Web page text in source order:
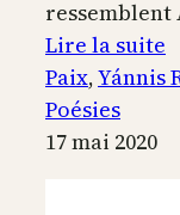
ressemblent
Lire la suite
Paix, Yánnis
Poésies
17 mai 2020